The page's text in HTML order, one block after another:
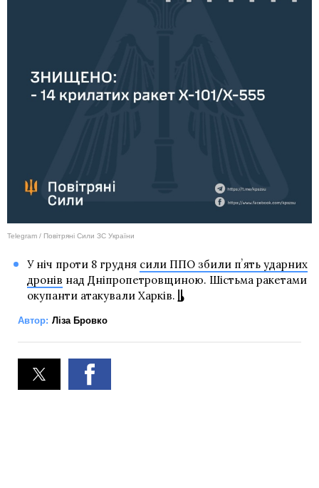
Telegram / Повітряні Сили ЗС України
У ніч проти 8 грудня сили ППО збили пʼять ударних
дронів над Дніпропетровщиною. Шістьма ракетами
окупанти атакували Харків.
Автор: Ліза Бровко